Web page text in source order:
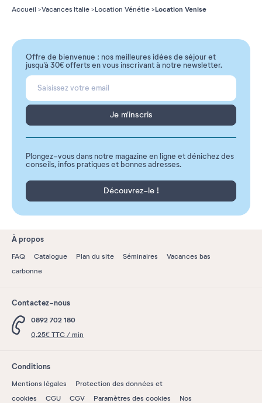
Accueil Vacances Italie Location Vénétie Location Venise
Offre de bienvenue : nos meilleures idées de séjour et
jusqu'à 30€ offerts en vous inscrivant à notre newsletter.
Je m'inscris
Plongez-vous dans notre magazine en ligne et dénichez des
conseils, infos pratiques et bonnes adresses.
Découvrez-le !
À propos
FAQ Catalogue Plan du site Séminaires
Vacances bas
carbonne
Contactez-nous
0892 702 180
0,25€ TTC / min
Conditions
Mentions légales
Protection des données et
cookies
CGU CGV Paramètres des cookies
Nos